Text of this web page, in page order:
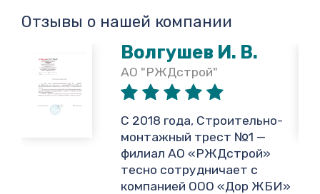
Отзывы о нашей компании
Волгушев И. В.
АО "РЖДстрой"
С 2018 года, Строительно-
монтажный трест №1 —
филиал АО «РЖДстрой»
тесно сотрудничает с
компанией ООО «Дор ЖБИ»